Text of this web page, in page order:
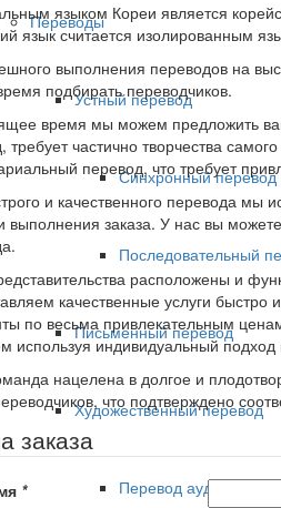
Переводы
Устный перевод
Синхронный перевод
Последовательный
Письменный перевод
Художественный перевод
Перевод аудиокниг
языком Кореи является
язык считается изолированным
выполнения переводов на
подбирать переводчиков.
время мы можем предложить
требует частично творчества
перевод, что требует
и качественного перевода мы
выполнения заказа. У нас вы
расположены и
качественные услуги
по весьма привлекательным
используя индивидуальный
нацелена в долгое и
что подтверждено
заказа
*